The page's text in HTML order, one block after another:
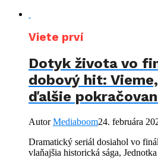
Viete prví
Dotyk života vo
dobový hit:
ďalšie
AutorMediaboom24. februára
Dramatický seriál dosiahol vo
vlaňajšia historická sága,